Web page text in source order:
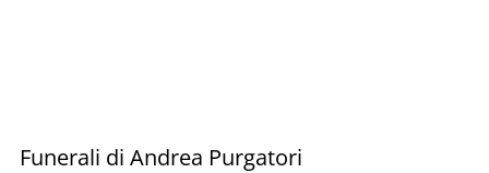
Funerali di Andrea Purgatori